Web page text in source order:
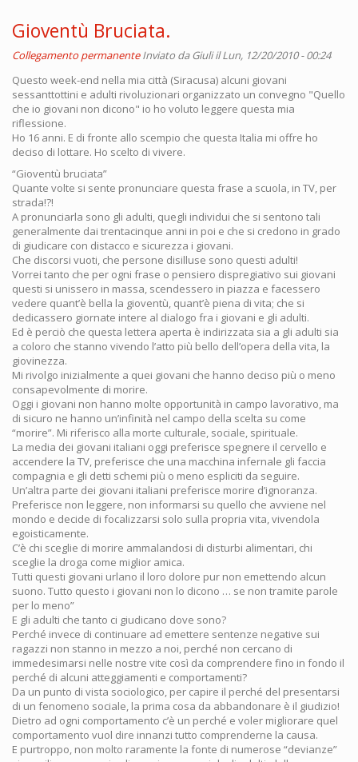
Gioventù Bruciata.
Collegamento permanente Inviato daGiuliil Lun, 12/20/2010 - 00:24
Questo week-end nella mia città (Siracusa) alcuni giovani
sessanttottini e adulti rivoluzionari organizzato un convegno "Quello
che io giovani non dicono" io ho voluto leggere questa mia
riflessione.
Ho 16 anni. E di fronte allo scempio che questa Italia mi offre ho
deciso di lottare. Ho scelto di vivere.
“Gioventù bruciata”
Quante volte si sente pronunciare questa frase a scuola, in TV, per
strada!?!
A pronunciarla sono gli adulti, quegli individui che si sentono tali
generalmente dai trentacinque anni in poi e che si credono in grado
di giudicare con distacco e sicurezza i giovani.
Che discorsi vuoti, che persone disilluse sono questi adulti!
Vorrei tanto che per ogni frase o pensiero dispregiativo sui giovani
questi si unissero in massa, scendessero in piazza e facessero
vedere quant’è bella la gioventù, quant’è piena di vita; che si
dedicassero giornate intere al dialogo fra i giovani e gli adulti.
Ed è perciò che questa lettera aperta è indirizzata sia a gli adulti sia
a coloro che stanno vivendo l’atto più bello dell’opera della vita, la
giovinezza.
Mi rivolgo inizialmente a quei giovani che hanno deciso più o meno
consapevolmente di morire.
Oggi i giovani non hanno molte opportunità in campo lavorativo, ma
di sicuro ne hanno un’infinità nel campo della scelta su come
“morire”. Mi riferisco alla morte culturale, sociale, spirituale.
La media dei giovani italiani oggi preferisce spegnere il cervello e
accendere la TV, preferisce che una macchina infernale gli faccia
compagnia e gli detti schemi più o meno espliciti da seguire.
Un’altra parte dei giovani italiani preferisce morire d’ignoranza.
Preferisce non leggere, non informarsi su quello che avviene nel
mondo e decide di focalizzarsi solo sulla propria vita, vivendola
egoisticamente.
C’è chi sceglie di morire ammalandosi di disturbi alimentari, chi
sceglie la droga come miglior amica.
Tutti questi giovani urlano il loro dolore pur non emettendo alcun
suono. Tutto questo i giovani non lo dicono … se non tramite parole
per lo meno”
E gli adulti che tanto ci giudicano dove sono?
Perché invece di continuare ad emettere sentenze negative sui
ragazzi non stanno in mezzo a noi, perché non cercano di
immedesimarsi nelle nostre vite così da comprendere fino in fondo il
perché di alcuni atteggiamenti e comportamenti?
Da un punto di vista sociologico, per capire il perché del presentarsi
di un fenomeno sociale, la prima cosa da abbandonare è il giudizio!
Dietro ad ogni comportamento c’è un perché e voler migliorare quel
comportamento vuol dire innanzi tutto comprenderne la causa.
E purtroppo, non molto raramente la fonte di numerose “devianze”